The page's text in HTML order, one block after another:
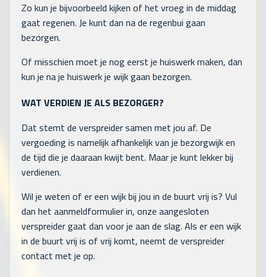
Zo kun je bijvoorbeeld kijken of het vroeg in de middag
gaat regenen. Je kunt dan na de regenbui gaan
bezorgen.
Of misschien moet je nog eerst je huiswerk maken, dan
kun je na je huiswerk je wijk gaan bezorgen.
WAT VERDIEN JE ALS BEZORGER?
Dat stemt de verspreider samen met jou af. De
vergoeding is namelijk afhankelijk van je bezorgwijk en
de tijd die je daaraan kwijt bent. Maar je kunt lekker bij
verdienen.
Wil je weten of er een wijk bij jou in de buurt vrij is? Vul
dan het aanmeldformulier in, onze aangesloten
verspreider gaat dan voor je aan de slag. Als er een wijk
in de buurt vrij is of vrij komt, neemt de verspreider
contact met je op.